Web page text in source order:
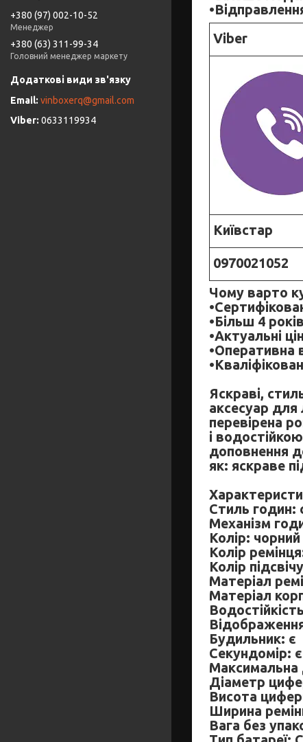
Viber
Київстар
0970021052
Чому варто
•Більш 4
•Актуальні
•Оперативна
Яскраві,
аксесуар для
перевірена
і
доповнення
як: яскраве
Стиль годин:
Механізм
Колір:
Колір
Колір
Матеріал
Матеріал
Будильник: є
Секундомір: є
Максимальна
Діаметр
Висота
Ширина
Вага без
+380 (97) 002-10-52
Менеджер
+380 (63) 311-99-34
Головний менеджер маркету
vinboxerq@gmail.com
0633119934